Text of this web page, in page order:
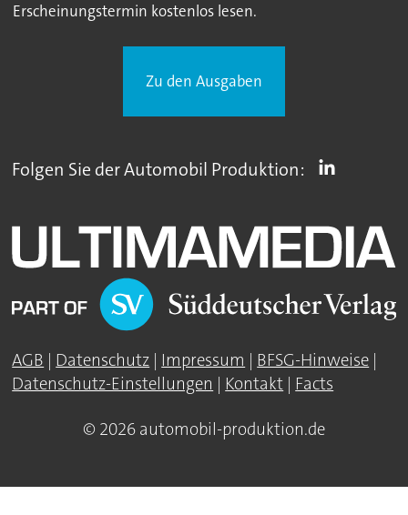
Erscheinungstermin kostenlos lesen.
Zu den Ausgaben
Folgen Sie der Automobil Produktion:
AGB | Datenschutz | Impressum | BFSG-Hinweise |
Datenschutz-Einstellungen | Kontakt | Facts
© 2026 automobil-produktion.de